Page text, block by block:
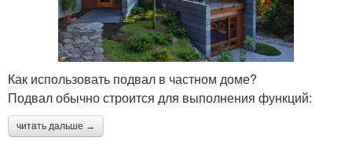
Как использовать подвал в частном доме?
Подвал обычно строится для выполнения функций:
читать дальше →